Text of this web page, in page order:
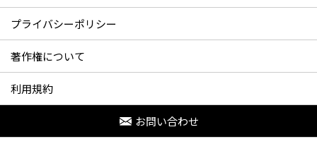
プライバシーポリシー
著作権について
利用規約
お問い合わせ